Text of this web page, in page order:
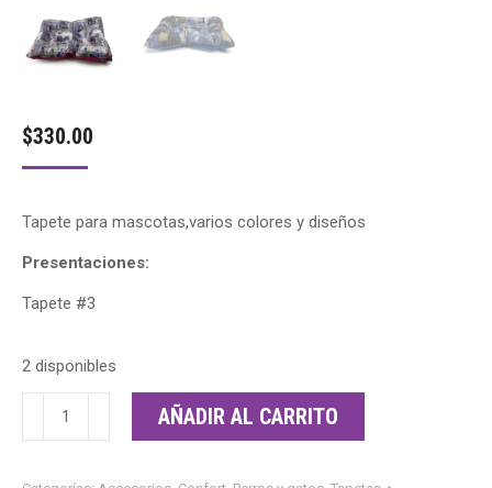
$330.00
Tapete para mascotas,varios colores y diseños
Presentaciones:
Tapete #3
2 disponibles
AÑADIR AL CARRITO